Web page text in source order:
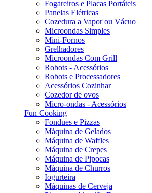
Fogareiros e Placas Portáteis
Panelas Elétricas
Cozedura a Vapor ou Vácuo
Microondas Simples
Mini-Fornos
Grelhadores
Microondas Com Grill
Robots - Acessórios
Robots e Processadores
Acessórios Cozinhar
Cozedor de ovos
Micro-ondas - Acessórios
Fun Cooking
Fondues e Pizzas
Máquina de Gelados
Máquina de Waffles
Máquina de Crepes
Máquina de Pipocas
Máquina de Churros
Iogurteira
Máquinas de Cerveja